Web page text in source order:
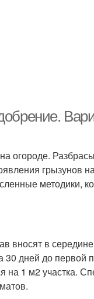
огороде.
грызунов
методики,
вносят в середине
30 дней до первой
на 1 м2 участка.